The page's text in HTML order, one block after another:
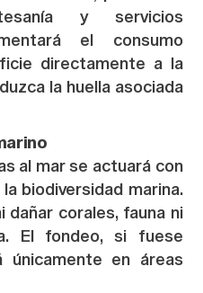
y servicios
el consumo
directamente a la
la huella asociada
al mar se actuará con
biodiversidad marina.
corales, fauna ni
El fondeo, si fuese
únicamente en áreas